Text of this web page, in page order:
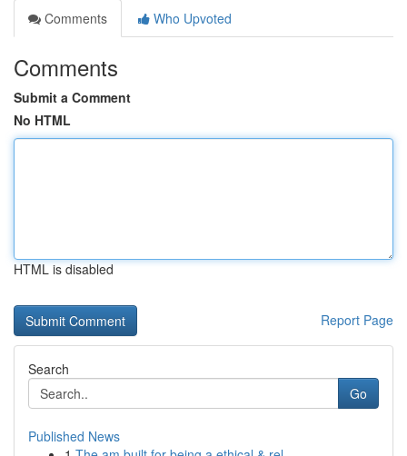
Comments
Who Upvoted
Comments
Submit a Comment
No HTML
HTML is disabled
Report Page
Search
Go
Published News